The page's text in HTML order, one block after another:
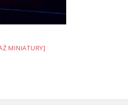
MINIATURY]